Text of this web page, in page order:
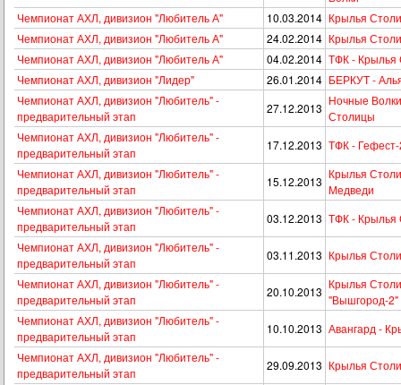
Чемпионат АХЛ, дивизион "Любитель А"
10.03.2014 Крылья
Чемпионат АХЛ, дивизион "Любитель А"
24.02.2014 Крылья
Чемпионат АХЛ, дивизион "Любитель А"
04.02.2014 ТФК - Крылья
Чемпионат АХЛ, дивизион "Лидер"
26.01.2014 БЕРКУТ -
Чемпионат АХЛ, дивизион "Любитель" -
предварительный этап
27.12.2013
Ночные
Столицы
Чемпионат АХЛ, дивизион "Любитель" -
предварительный этап
17.12.2013 ТФК -
Чемпионат АХЛ, дивизион "Любитель" -
предварительный этап
15.12.2013
Крылья
Медведи
Чемпионат АХЛ, дивизион "Любитель" -
предварительный этап
03.12.2013 ТФК - Крылья
Чемпионат АХЛ, дивизион "Любитель" -
предварительный этап
03.11.2013 Крылья
Чемпионат АХЛ, дивизион "Любитель" -
предварительный этап
20.10.2013
Крылья
"Вышгород-2"
Чемпионат АХЛ, дивизион "Любитель" -
предварительный этап
10.10.2013 Авангард -
Чемпионат АХЛ, дивизион "Любитель" -
предварительный этап
29.09.2013 Крылья